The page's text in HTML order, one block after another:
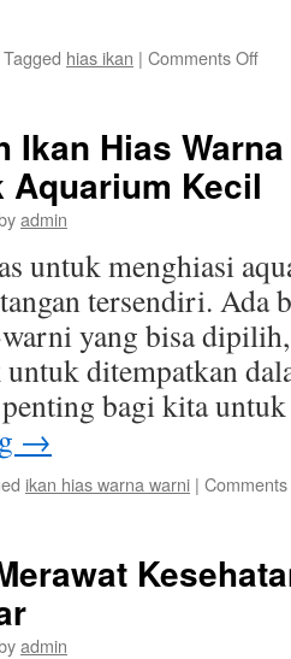
Tagged hias ikan | Comments Offon
Ikan Hias
Aquarium Kecil
admin
untuk menghiasi
tersendiri. Ada
yang bisa
untuk ditempatkan
bagi kita
→
ikan hias warna warni |
admin